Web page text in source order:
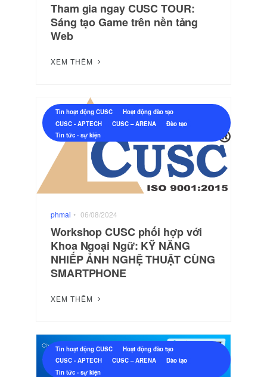
Tham gia ngay CUSC TOUR:
Sáng tạo Game trên nền tảng
Web
XEM THÊM
Tin hoạt động CUSC
Hoạt động đào tạo
CUSC - APTECH
CUSC – ARENA
Đào tạo
Tin tức - sự kiện
phmai • 06/08/2024
Workshop CUSC phối hợp với
Khoa Ngoại Ngữ: KỸ NĂNG
NHIẾP ẢNH NGHỆ THUẬT CÙNG
SMARTPHONE
XEM THÊM
Tin hoạt động CUSC
Hoạt động đào tạo
CUSC - APTECH
CUSC – ARENA
Đào tạo
Tin tức - sự kiện